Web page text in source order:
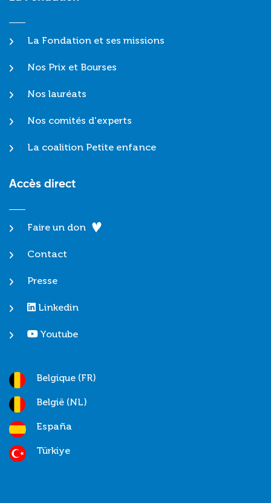
La Fondation et ses missions
Nos Prix et Bourses
Nos lauréats
Nos comités d'experts
La coalition Petite enfance
Accès direct
Faire un don
Contact
Presse
Linkedin
Youtube
Belgique (FR)
België (NL)
España
Türkiye